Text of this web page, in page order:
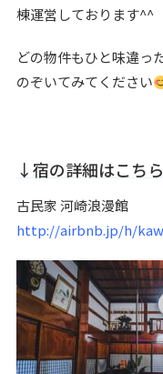
棟運営しております^^
どの物件もひと味違っ
のぞいてみてください
↓宿の詳細はこち
古民家 河崎浪漫館
http://airbnb.jp/h/